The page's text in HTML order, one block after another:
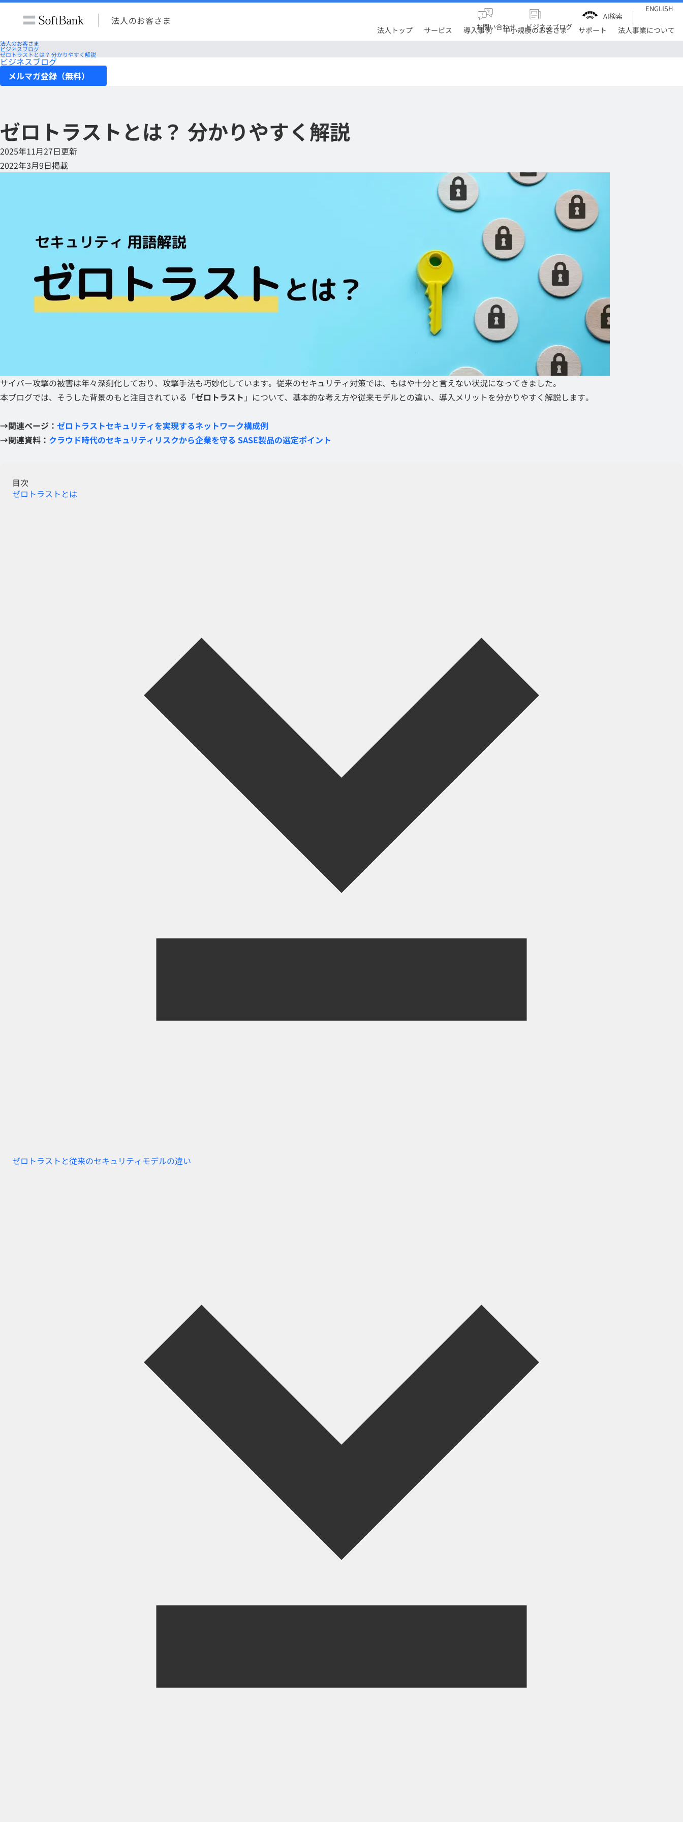
法人のお客さま
法人トップ サービス 導入事例 中小規模のお客さま サポート 法人事業について
お問い合わせ ビジネスブログ
AI検索
ENGLISH
法人のお客さま
ビジネスブログ
ゼロトラストとは？ 分かりやすく解説
ビジネスブログ
メルマガ登録（無料）
ゼロトラストとは？ 分かりやすく解説
2025年11月27日更新
2022年3月9日掲載
サイバー攻撃の被害は年々深刻化しており、攻撃手法も巧妙化しています。従来のセキュリティ対策では、もはや十分と言えない状況になってきました。
本ブログでは、そうした背景のもと注目されている「ゼロトラスト 」について、基本的な考え方や従来モデルとの違い、導入メリットを分かりやすく解説します。
→関連ページ： ゼロトラストセキュリティを実現するネットワーク構成例
→関連資料： クラウド時代のセキュリティリスクから企業を守る SASE製品の選定ポイント
目次
ゼロトラストとは
ゼロトラストと従来のセキュリティモデルの違い